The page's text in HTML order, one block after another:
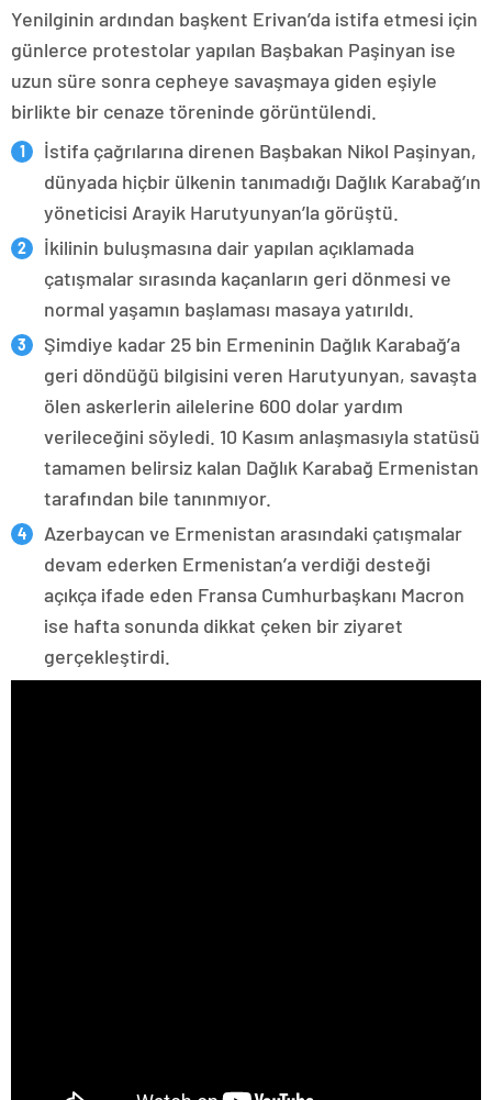
Yenilginin ardından başkent Erivan’da istifa etmesi için
günlerce protestolar yapılan Başbakan Paşinyan ise
uzun süre sonra cepheye savaşmaya giden eşiyle
birlikte bir cenaze töreninde görüntülendi.
İstifa çağrılarına direnen Başbakan Nikol Paşinyan,
dünyada hiçbir ülkenin tanımadığı Dağlık Karabağ’ın
yöneticisi Arayik Harutyunyan’la görüştü.
İkilinin buluşmasına dair yapılan açıklamada
çatışmalar sırasında kaçanların geri dönmesi ve
normal yaşamın başlaması masaya yatırıldı.
Şimdiye kadar 25 bin Ermeninin Dağlık Karabağ’a
geri döndüğü bilgisini veren Harutyunyan, savaşta
ölen askerlerin ailelerine 600 dolar yardım
verileceğini söyledi. 10 Kasım anlaşmasıyla statüsü
tamamen belirsiz kalan Dağlık Karabağ Ermenistan
tarafından bile tanınmıyor.
Azerbaycan ve Ermenistan arasındaki çatışmalar
devam ederken Ermenistan’a verdiği desteği
açıkça ifade eden Fransa Cumhurbaşkanı Macron
ise hafta sonunda dikkat çeken bir ziyaret
gerçekleştirdi.